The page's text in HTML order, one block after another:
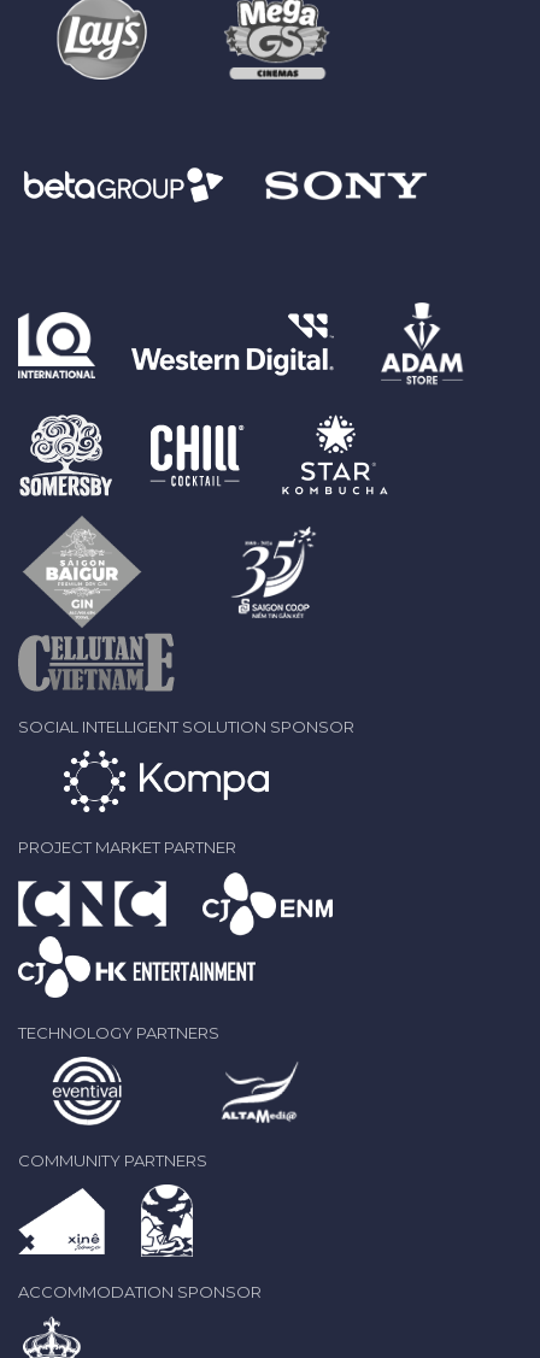
SOCIAL INTELLIGENT SOLUTION SPONSOR
PROJECT MARKET PARTNER
TECHNOLOGY PARTNERS
COMMUNITY PARTNERS
ACCOMMODATION SPONSOR